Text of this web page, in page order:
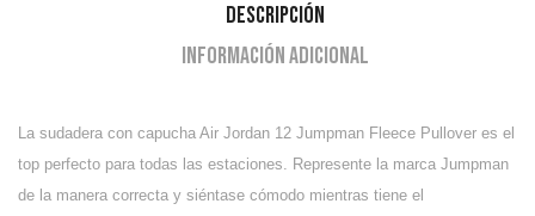
Descripción
Información adicional
La sudadera con capucha Air Jordan 12 Jumpman Fleece Pullover es el
top perfecto para todas las estaciones. Represente la marca Jumpman
de la manera correcta y siéntase cómodo mientras tiene el